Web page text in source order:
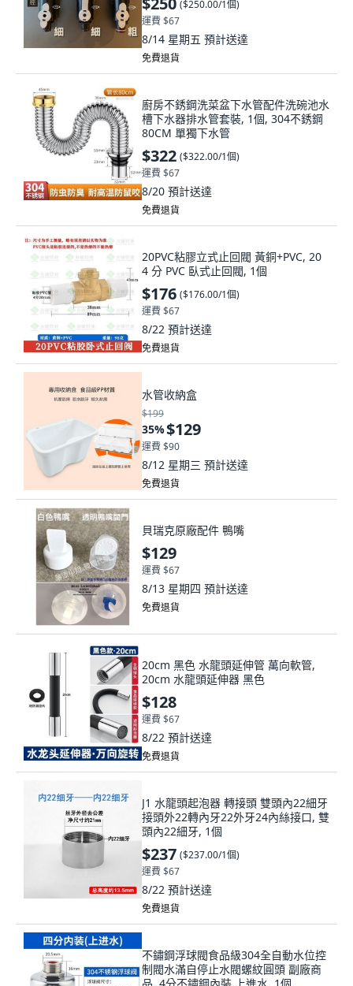
($250.00/1個)
運費 $67
8/14 星期五 預計送達
免費退貨
廚房不銹鋼洗菜盆下水管配件洗碗池水
槽下水器排水管套裝, 1個, 304不銹鋼
80CM 單獨下水管
$322 ($322.00/1個)
運費 $67
8/20 預計送達
免費退貨
20PVC粘膠立式止回閥 黃銅+PVC, 20
4 分 PVC 臥式止回閥, 1個
$176 ($176.00/1個)
運費 $67
8/22 預計送達
免費退貨
水管收納盒
$199
35%$129
運費 $90
8/12 星期三 預計送達
免費退貨
貝瑞克原廠配件 鴨嘴
$129
運費 $67
8/13 星期四 預計送達
免費退貨
20cm 黑色 水龍頭延伸管 萬向軟管,
20cm 水龍頭延伸器 黑色
$128
運費 $67
8/22 預計送達
免費退貨
J1 水龍頭起泡器 轉接頭 雙頭內22細牙
接頭外22轉內牙22外牙24內絲接口, 雙
頭內22細牙, 1個
$237 ($237.00/1個)
運費 $67
8/22 預計送達
免費退貨
不鏽鋼浮球閥食品級304全自動水位控
制閥水滿自停止水閥螺紋圓頭 副廠商